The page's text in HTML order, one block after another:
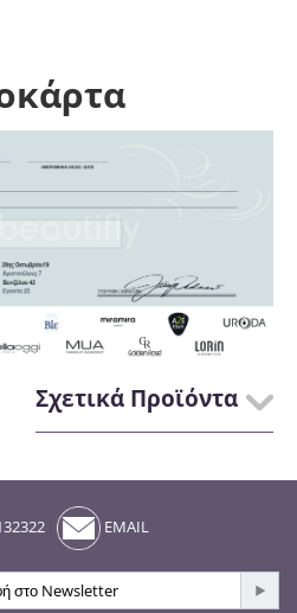
Σχετικά Προϊόντα
EMAIL